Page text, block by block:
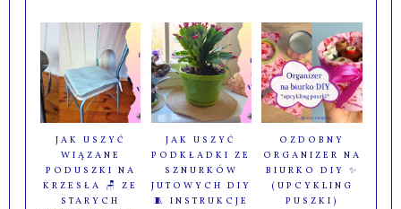
JAK USZYĆ
WIĄZANE
PODUSZKI NA
KRZESŁA 🪑 ZE
STARYCH
JAK USZYĆ
PODKŁADKI ZE
SZNURKÓW
JUTOWYCH DIY
🧵 INSTRUKCJE
OZDOBNY
ORGANIZER NA
BIURKO DIY ✨
(UPCYKLING
PUSZKI)